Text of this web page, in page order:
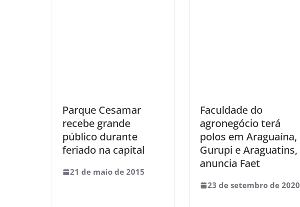
Parque Cesamar
recebe grande
público durante
feriado na capital
21 de maio de 2015
Faculdade do
agronegócio terá
polos em Araguaína,
Gurupi e Araguatins,
anuncia Faet
23 de setembro de 2020